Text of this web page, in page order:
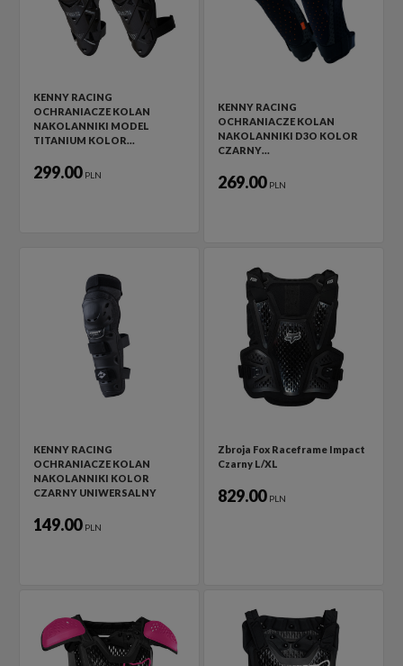
KENNY RACING
OCHRANIACZE KOLAN
NAKOLANNIKI MODEL
TITANIUM KOLOR…
299.00 PLN
KENNY RACING
OCHRANIACZE KOLAN
NAKOLANNIKI D3O KOLOR
CZARNY…
269.00 PLN
KENNY RACING
OCHRANIACZE KOLAN
NAKOLANNIKI KOLOR
CZARNY UNIWERSALNY
149.00 PLN
Zbroja Fox Raceframe Impact
Czarny L/XL
829.00 PLN